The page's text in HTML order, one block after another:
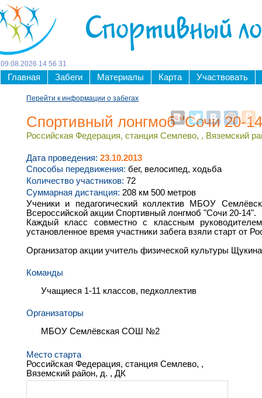
Спортивный
09 08 2026 14 56 32
Главная Забеги Материалы Карта Участвовать
Перейти к информации о забегах
Спортивный лонгмоб "Сочи 20-
Российская Федерация, станция Семлево, , Вяземский
Дата проведения: 23.10.2013
Способы передвижения: бег, велосипед, ходьба
Количество участников: 72
Суммарная дистанция: 208 км 500 метров
Ученики и педагогический коллектив МБОУ
Всероссийской акции Спортивный лонгмоб "Сочи 20-14".
Каждый класс совместно с классным
установленное время участники забега взяли старт от
Организатор акции учитель физической культуры
Команды
Учащиеся 1-11 классов, педколлектив
Организаторы
МБОУ Семлёвская СОШ №2
Место старта
Российская Федерация, станция Семлево, ,
Вяземский район, д. , ДК